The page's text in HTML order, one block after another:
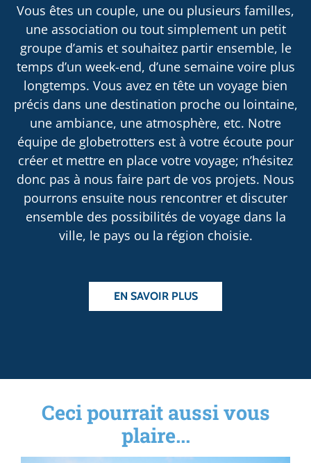
Vous êtes un couple, une ou plusieurs familles,
une association ou tout simplement un petit
groupe d’amis et souhaitez partir ensemble, le
temps d’un week-end, d’une semaine voire plus
longtemps. Vous avez en tête un voyage bien
précis dans une destination proche ou lointaine,
une ambiance, une atmosphère, etc. Notre
équipe de globetrotters est à votre écoute pour
créer et mettre en place votre voyage; n’hésitez
donc pas à nous faire part de vos projets. Nous
pourrons ensuite nous rencontrer et discuter
ensemble des possibilités de voyage dans la
ville, le pays ou la région choisie.
EN SAVOIR PLUS
Ceci pourrait aussi vous
plaire...